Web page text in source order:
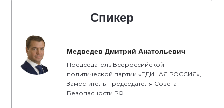
Спикер
Медведев Дмитрий Анатольевич
Председатель Всероссийской
политической партии «ЕДИНАЯ РОССИЯ»,
Заместитель Председателя Совета
Безопасности РФ